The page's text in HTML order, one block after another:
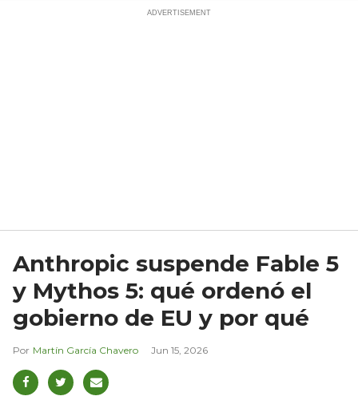
Anthropic suspende Fable 5
y Mythos 5: qué ordenó el
gobierno de EU y por qué
Martín García Chavero Jun 15, 2026